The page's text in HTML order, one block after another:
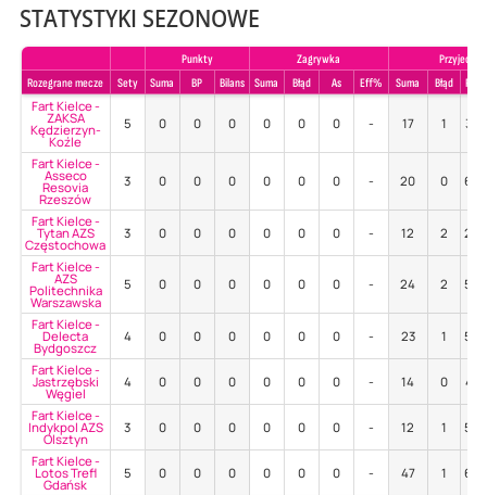
STATYSTYKI SEZONOWE
Punkty Zagrywka
Przyjecie
Rozegrane mecze
Sety Suma BP Bilans Suma Błąd As Eff% Suma Błąd
Fart Kielce -
ZAKSA
Kędzierzyn-
Koźle
5 0 0 0 0 0 0 - 17 1
Fart Kielce -
Asseco
Resovia
Rzeszów
3 0 0 0 0 0 0 - 20 0
Fart Kielce -
Tytan AZS
Częstochowa
3 0 0 0 0 0 0 - 12 2
Fart Kielce -
AZS
Politechnika
Warszawska
5 0 0 0 0 0 0 - 24 2
Fart Kielce -
Delecta
Bydgoszcz
4 0 0 0 0 0 0 - 23 1
Fart Kielce -
Jastrzębski
Węgiel
4 0 0 0 0 0 0 - 14 0
Fart Kielce -
Indykpol AZS
Olsztyn
3 0 0 0 0 0 0 - 12 1
Fart Kielce -
Lotos Trefl
Gdańsk
5 0 0 0 0 0 0 - 47 1